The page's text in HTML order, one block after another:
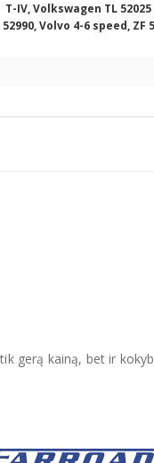
T-IV, Volkswagen TL 52025
52990, Volvo 4-6 speed, ZF
gerą kainą, bet ir